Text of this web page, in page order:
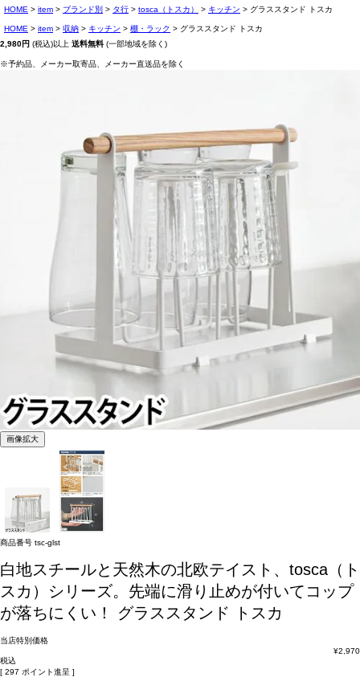
HOME item ブランド別 タ行 tosca（トスカ） キッチン グラススタンド トスカ
HOME item 収納 キッチン 棚・ラック
グラススタンド トスカ
2,980円 (税込)以上 送料無料 (一部地域を除く)
※予約品、メーカー取寄品、メーカー直送品を除く
画像拡大
商品番号 tsc-glst
白地スチールと天然木の北欧テイスト、tosca（ト
スカ）シリーズ。先端に滑り止めが付いてコップ
が落ちにくい！
グラススタンド トスカ
当店特別価格
¥2,970
税込
[ 297 ポイント進呈 ]